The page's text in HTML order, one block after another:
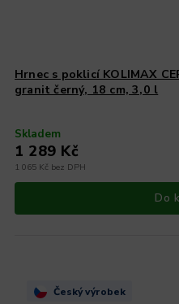
Hrnec s poklicí KOLIMAX
granit černý, 18 cm, 3,0 l
Skladem
1 065 Kč bez DPH
1 289 Kč
Do
Český výrobek